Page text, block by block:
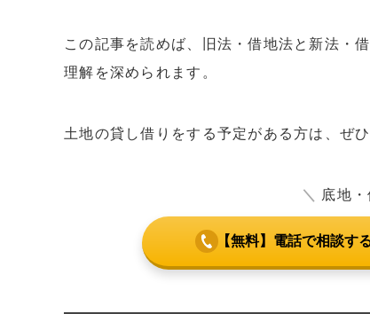
この記事を読めば、旧法・借地法と新法・
理解を深められます。
土地の貸し借りをする予定がある方は、ぜ
＼ 底地
【無料】電話で相談す